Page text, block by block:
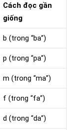
Cách đọc gần
giống
b (trong “ba”)
p (trong “pa”)
m (trong “ma”)
f (trong “fa”)
d (trong “da”)